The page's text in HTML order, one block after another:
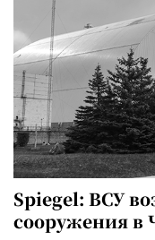
Spiegel: ВСУ
сооружения в